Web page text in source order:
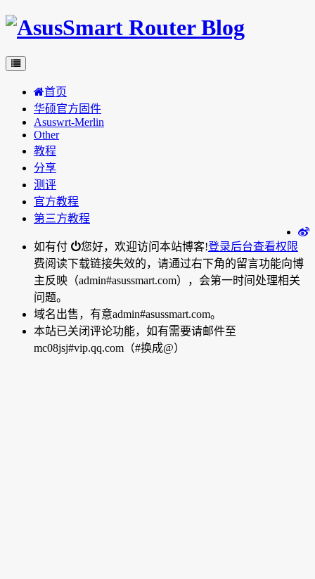
首页
华硕官方固件
Asuswrt-Merlin
Other
教程
分享
测评
官方教程
第三方教程
您好，欢迎访问本站博客!登录后台查看权限
如有付
费阅读下载链接失效的，请通过右下角的留言功能向博
主反映（admin#asussmart.com），会第一时间处理相关
问题。
域名出售，有意admin#asussmart.com。
本站已关闭评论功能，如有需要请邮件至
mc08jsj#vip.qq.com（#换成@）